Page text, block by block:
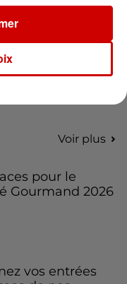
ouverte après
un
Voir plus
pour le
Gourmand 2026
vos entrées